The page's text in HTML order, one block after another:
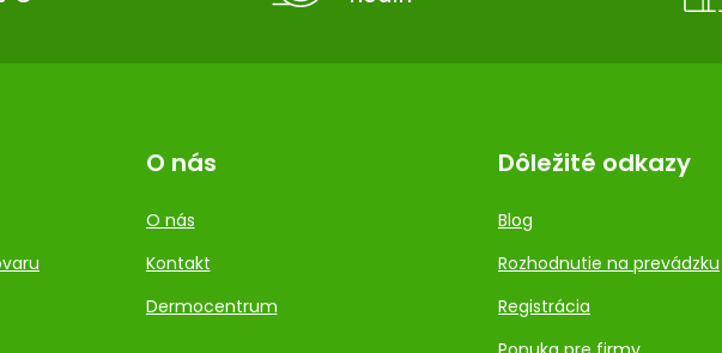
O nás
O nás
Kontakt
Dermocentrum
Dôležité odkazy
Blog
Rozhodnutie na prevádzku
Registrácia